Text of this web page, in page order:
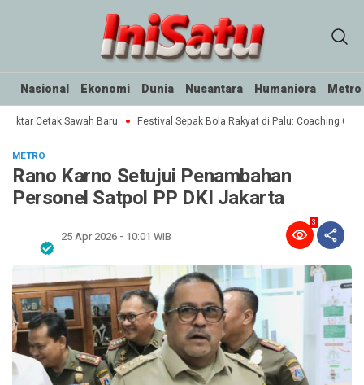
Nasional Ekonomi Dunia Nusantara Humaniora Metro
Cetak Sawah Baru Festival Sepak Bola Rakyat di Palu: Coaching Clinic
METRO
Rano Karno Setujui Penambahan
Personel Satpol PP DKI Jakarta
25 Apr 2026 - 10:01 WIB
3